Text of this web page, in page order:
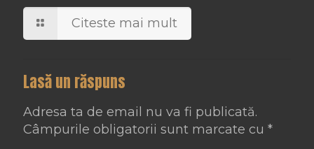
Citeste mai mult
Lasă un răspuns
Adresa ta de email nu va fi publicată.
Câmpurile obligatorii sunt marcate cu *